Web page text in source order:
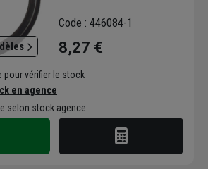
Code : 446084-1
8,27 €
pour vérifier le stock
en agence
selon stock agence